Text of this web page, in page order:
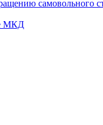
самовольного
МКД